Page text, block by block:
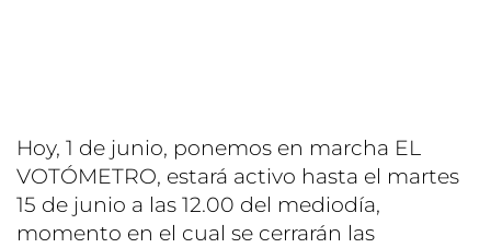
Hoy, 1 de junio, ponemos en marcha EL
VOTÓMETRO, estará activo hasta el martes
15 de junio a las 12.00 del mediodía,
momento en el cual se cerrarán las